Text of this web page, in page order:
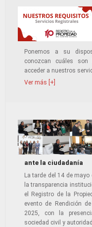
Ponemos a su
conozcan cuáles
acceder a nuestros
Ver más [+]
ante la ciudadanía
La tarde del 14 de
la transparencia
el Registro de la
evento de Rendición
2025, con la
sociedad civil y